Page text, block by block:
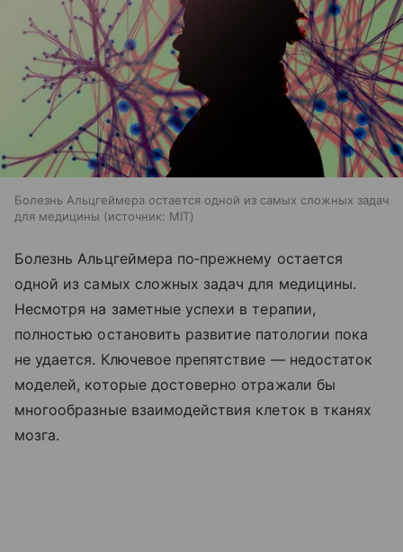
Болезнь Альцгеймера остается одной из самых сложных задач
для медицины
источник: MIT
Болезнь Альцгеймера по‑прежнему остается
одной из самых сложных задач для медицины.
Несмотря на заметные успехи в терапии,
полностью остановить развитие патологии пока
не удается. Ключевое препятствие — недостаток
моделей, которые достоверно отражали бы
многообразные взаимодействия клеток в тканях
мозга.